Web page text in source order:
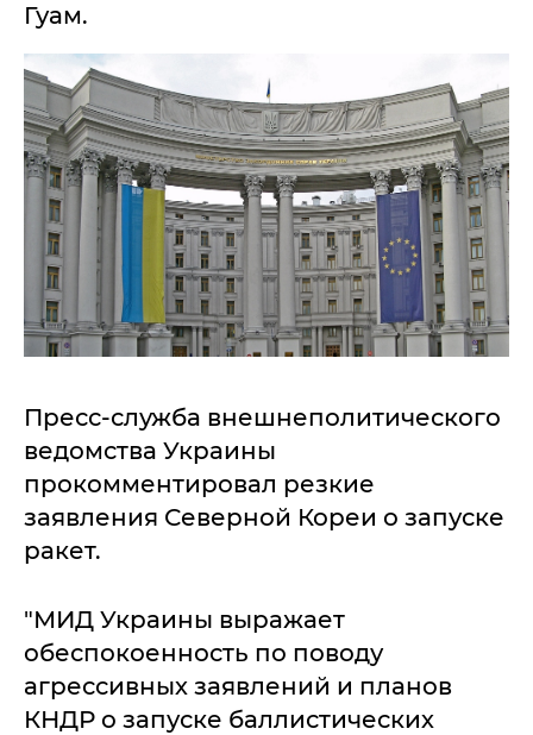
Гуам.
Пресс-служба внешнеполитического
ведомства Украины
прокомментировал резкие
заявления Северной Кореи о запуске
ракет.
"МИД Украины выражает
обеспокоенность по поводу
агрессивных заявлений и планов
КНДР о запуске баллистических